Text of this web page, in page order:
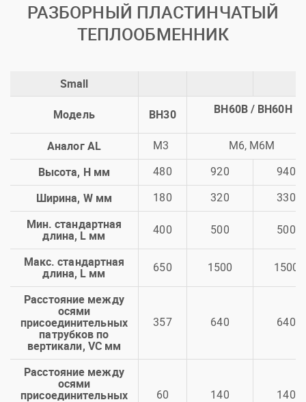
РАЗБОРНЫЙ ПЛАСТИНЧАТЫЙ
ТЕПЛООБМЕННИК
Small
Модель BH30 BH60B / BH60H
Аналог AL M3 M6, M6M
Высота, H мм 480 920 940
Ширина, W мм 180 320 330
Мин. стандартная
длина, L мм 400 500 500
Макс. стандартная
длина, L мм 650 1500 1500
Расстояние между
осями
присоединительных
патрубков по
вертикали, VC мм
357 640 640
Расстояние между
осями
присоединительных 60 140 140